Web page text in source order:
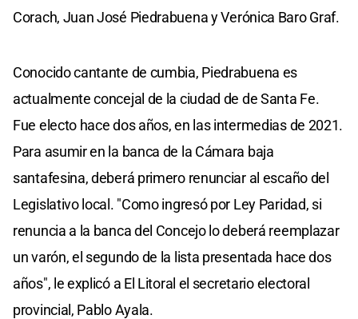
Corach, Juan José Piedrabuena y Verónica Baro Graf.
Conocido cantante de cumbia, Piedrabuena es
actualmente concejal de la ciudad de de Santa Fe.
Fue electo hace dos años, en las intermedias de 2021.
Para asumir en la banca de la Cámara baja
santafesina, deberá primero renunciar al escaño del
Legislativo local. "Como ingresó por Ley Paridad, si
renuncia a la banca del Concejo lo deberá reemplazar
un varón, el segundo de la lista presentada hace dos
años", le explicó a El Litoral el secretario electoral
provincial, Pablo Ayala.